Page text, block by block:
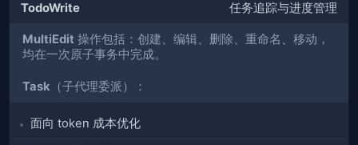
TodoWrite 任务追踪与进度管理
MultiEdit 操作包括：创建、编辑、删除、重命名、移动，
均在一次原子事务中完成。
Task （子代理委派）：
面向 token 成本优化